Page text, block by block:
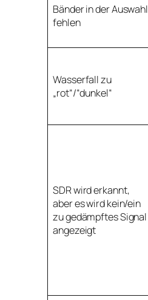
Bänder in der Auswahl
fehlen
Wasserfall zu
„rot“/“dunkel“
SDR wird erkannt,
aber es wird kein/ein
zu gedämpftes Signal
angezeigt